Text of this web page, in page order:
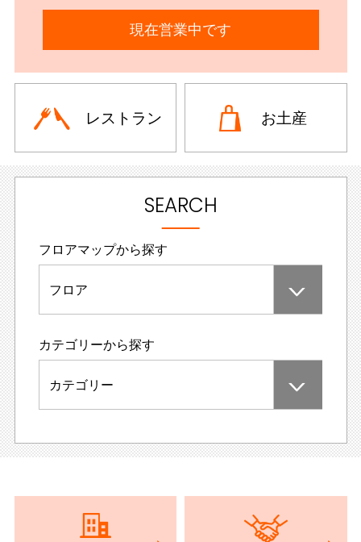
現在営業中です
レストラン お土産
SEARCH
フロアマップから探す
フロア
カテゴリーから探す
カテゴリー